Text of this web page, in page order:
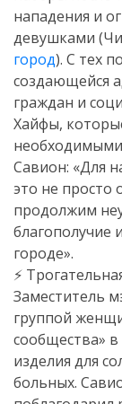
нападения и
девушками
город). С тех
создающейся
граждан и
Хайфы,
необходимыми
Савион: «Для
это не просто
продолжим
благополучие
городе».
⚡️
Заместитель
группой
сообщества»
изделия для
больных.